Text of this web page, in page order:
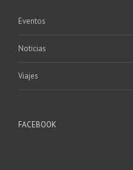
Eventos
Noticias
Viajes
FACEBOOK